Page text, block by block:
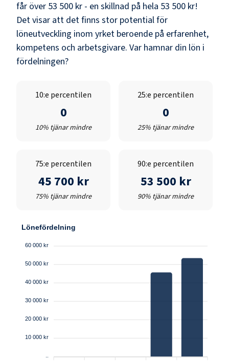
får över 53 500 kr - en skillnad på hela 53 500 kr!
Det visar att det finns stor potential för
löneutveckling inom yrket beroende på erfarenhet,
kompetens och arbetsgivare. Var hamnar din lön i
fördelningen?
10:e percentilen
0
10% tjänar mindre
25:e percentilen
0
25% tjänar mindre
75:e percentilen
45 700 kr
75% tjänar mindre
90:e percentilen
53 500 kr
90% tjänar mindre
Lönefördelning
60 000 kr
50 000 kr
40 000 kr
30 000 kr
20 000 kr
10 000 kr